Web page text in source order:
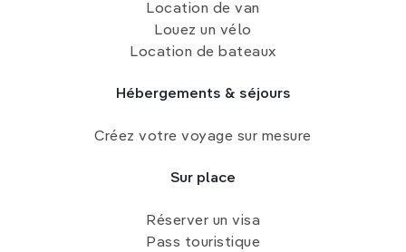
Location de van
Louez un vélo
Location de bateaux
Hébergements & séjours
Créez votre voyage sur mesure
Sur place
Réserver un visa
Pass touristique